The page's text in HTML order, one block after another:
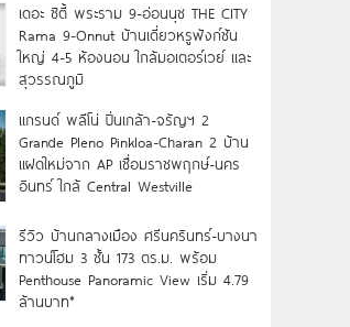
เดอะ ซิตี้ พระราม 9-อ่อนนุช THE CITY
Rama 9-Onnut บ้านเดี่ยวหรูฟังก์ชัน
ใหญ่ 4-5 ห้องนอน ใกล้มอเตอร์เวย์ และ
สุวรรณภูมิ
แกรนด์ พลีโน่ ปิ่นเกล้า-จรัญฯ 2
Grande Pleno Pinkloa-Charan 2 บ้าน
แฝดใหม่จาก AP เชื่อมราชพฤกษ์-นคร
อินทร์ ใกล้ Central Westville
รีวิว บ้านกลางเมือง ศรีนครินทร์-บางนา
ทาวน์โฮม 3 ชั้น 173 ตร.ม. พร้อม
Penthouse Panoramic View เริ่ม 4.79
ล้านบาท*